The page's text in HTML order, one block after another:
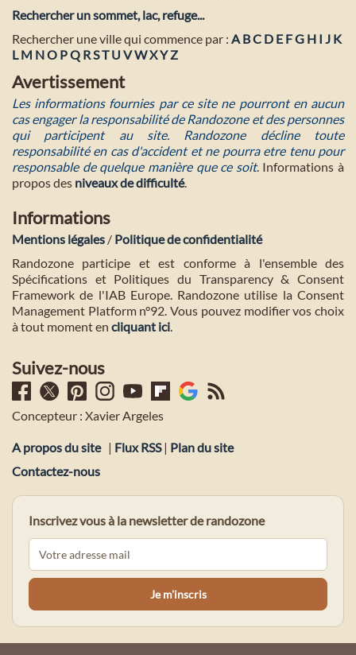
Rechercher un sommet, lac, refuge...
Rechercher une ville qui commence par : A BC D E FG H I J K
L M NO PQ RST U VWXYZ
Avertissement
Les informations fournies par ce site ne pourront en aucun
cas engager la responsabilité de Randozone et des personnes
qui participent au site. Randozone décline toute
responsabilité en cas d'accident et ne pourra etre tenu pour
responsable de quelque manière que ce soit. Informations à
propos des niveaux de difficulté.
Informations
Mentions légales / Politique de confidentialité
Randozone participe et est conforme à l'ensemble des
Spécifications et Politiques du Transparency & Consent
Framework de l'IAB Europe. Randozone utilise la Consent
Management Platform n°92. Vous pouvez modifier vos choix
à tout moment en cliquant ici.
Suivez-nous
Concepteur : Xavier Argeles
A propos du site | Flux RSS| Plan du site
Contactez-nous
Inscrivez vous à la newsletter de randozone